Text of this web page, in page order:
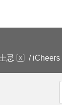
忌 / iCheers